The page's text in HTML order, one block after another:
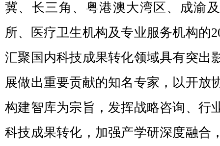
冀、长三角、粤港澳大湾区、成渝
所、医疗卫生机构及专业服务机构的
汇聚国内科技成果转化领域具有突出
展做出重要贡献的知名专家，以开放
构建智库为宗旨，发挥战略咨询、行
科技成果转化，加强产学研深度融合